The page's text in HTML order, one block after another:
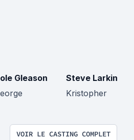
Gleason
Steve Larkin
Kristopher
VOIR LE CASTING COMPLET